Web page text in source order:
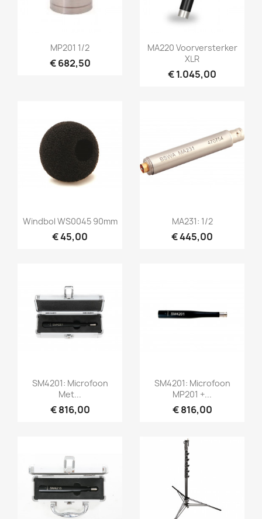
Snel bekijken
MP201 1/2
€ 682,50
Snel bekijken
MA220 Voorversterker
XLR
€ 1.045,00
Snel bekijken
Windbol WS0045 90mm
€ 45,00
Snel bekijken
MA231: 1/2
€ 445,00
Snel bekijken
SM4201: Microfoon
Met...
€ 816,00
Snel bekijken
SM4201: Microfoon
MP201 +...
€ 816,00